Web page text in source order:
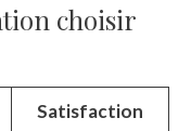
choisir
Satisfaction